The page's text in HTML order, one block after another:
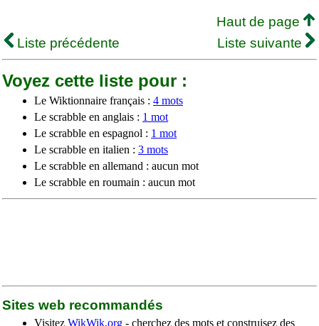
Haut de page
Liste précédente
Liste suivante
Voyez cette liste pour :
Le Wiktionnaire français : 4 mots
Le scrabble en anglais : 1 mot
Le scrabble en espagnol : 1 mot
Le scrabble en italien : 3 mots
Le scrabble en allemand : aucun mot
Le scrabble en roumain : aucun mot
Sites web recommandés
Visitez WikWik.org - cherchez des mots et construisez des